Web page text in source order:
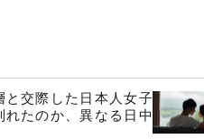
と交際した日本人女子
れたのか、異なる日中